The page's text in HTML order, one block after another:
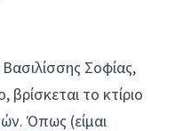
Σοφίας,
το κτίριο
Όπως (είμαι